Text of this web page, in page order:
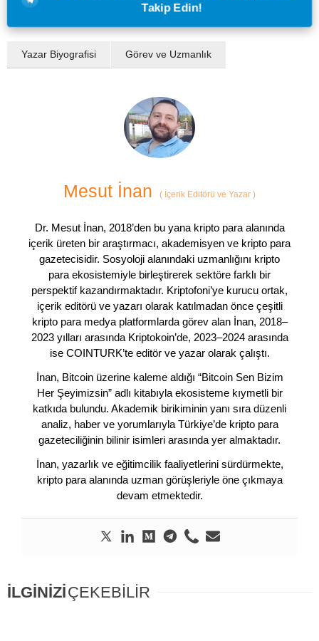
Takip Edin!
Yazar Biyografisi Görev ve Uzmanlık
Mesut İnan ( İçerik Editörü ve Yazar )
Dr. Mesut İnan, 2018’den bu yana kripto para alanında
içerik üreten bir araştırmacı, akademisyen ve kripto para
gazetecisidir. Sosyoloji alanındaki uzmanlığını kripto
para ekosistemiyle birleştirerek sektöre farklı bir
perspektif kazandırmaktadır. Kriptofoni’ye kurucu ortak,
içerik editörü ve yazarı olarak katılmadan önce çeşitli
kripto para medya platformlarda görev alan İnan, 2018–
2023 yılları arasında Kriptokoin’de, 2023–2024 arasında
ise COINTURK’te editör ve yazar olarak çalıştı.
İnan, Bitcoin üzerine kaleme aldığı “Bitcoin Sen Bizim
Her Şeyimizsin” adlı kitabıyla ekosisteme kıymetli bir
katkıda bulundu. Akademik birikiminin yanı sıra düzenli
analiz, haber ve yorumlarıyla Türkiye’de kripto para
gazeteciliğinin bilinir isimleri arasında yer almaktadır.
İnan, yazarlık ve eğitimcilik faaliyetlerini sürdürmekte,
kripto para alanında uzman görüşleriyle öne çıkmaya
devam etmektedir.
İLGİNİZİÇEKEBİLİR